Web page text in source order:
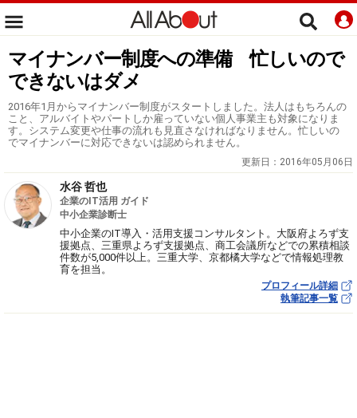
マイナンバー制度への準備 忙しいので
できないはダメ
2016年1月からマイナンバー制度がスタートしました。法人はもちろんの
こと、アルバイトやパートしか雇っていない個人事業主も対象になりま
す。システム変更や仕事の流れも見直さなければなりません。忙しいの
でマイナンバーに対応できないは認められません。
更新日： 2016年05月06日
水谷 哲也
企業のIT活用 ガイド
中小企業診断士
中小企業のIT導入・活用支援コンサルタント。大阪府よろず支
援拠点、三重県よろず支援拠点、商工会議所などでの累積相談
件数が5,000件以上。三重大学、京都橘大学などで情報処理教
育を担当。
プロフィール詳細
執筆記事一覧